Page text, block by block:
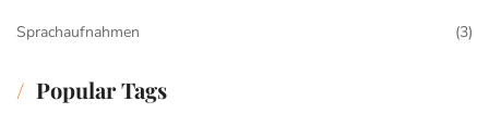
Sprachaufnahmen (3)
Popular Tags